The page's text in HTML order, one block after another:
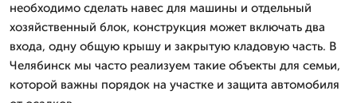
необходимо сделать навес для машины и отдельный
хозяйственный блок, конструкция может включать два
входа, одну общую крышу и закрытую кладовую часть. В
Челябинск мы часто реализуем такие объекты для семьи,
которой важны порядок на участке и защита автомобиля